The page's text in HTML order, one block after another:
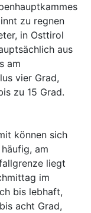
zu regnen
in Osttirol
aus
am
vier Grad,
zu 15 Grad.
können sich
am
liegt
im
bis lebhaft,
acht Grad,